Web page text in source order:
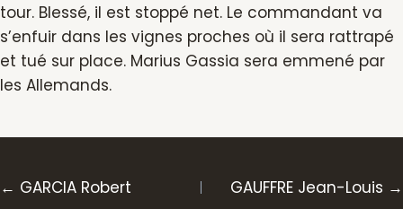
tour. Blessé, il est stoppé net. Le commandant va
s’enfuir dans les vignes proches où il sera rattrapé
et tué sur place. Marius Gassia sera emmené par
les Allemands.
Posts
← GARCIA Robert GAUFFRE Jean-Louis →